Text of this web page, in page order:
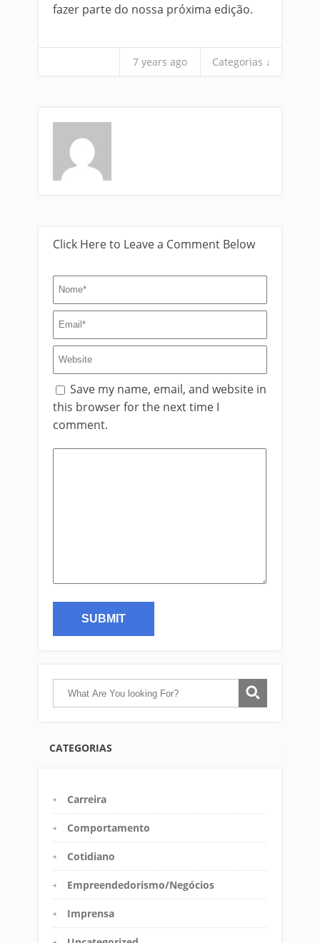
fazer parte do nossa próxima edição.
7 years ago Categorias ↓
Click Here to Leave a Comment Below
Save my name, email, and website in
this browser for the next time I
comment.
CATEGORIAS
Carreira
Comportamento
Cotidiano
Empreendedorismo/Negócios
Imprensa